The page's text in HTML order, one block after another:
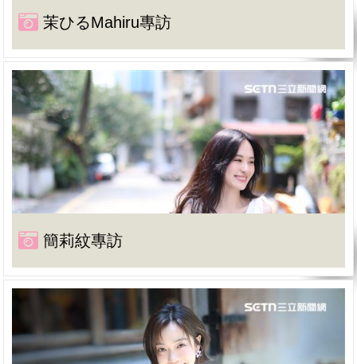
茉ひるMahiru專訪
簡莉紋專訪